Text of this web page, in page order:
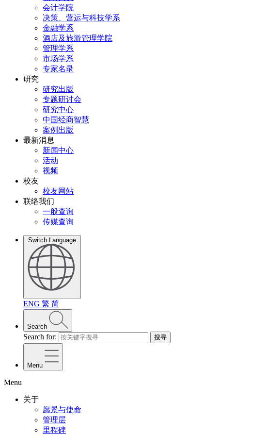
会计学院
决策、营运与科技学系
金融学系
酒店及旅游管理学院
管理学系
市场学系
专家名录
研究
研究出版
专题研讨会
研究中心
中国经商智慧
案例出版
最新消息
新闻中心
活动
视频
校友
校友网站
联络我们
一般查询
传媒查询
Switch Language
ENG 繁 简
Search
Search for: 搜寻
Menu
Menu
关于
愿景与使命
管理层
里程碑